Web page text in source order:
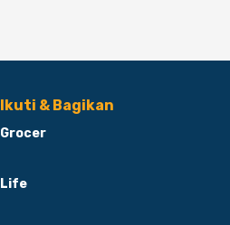
Ikuti & Bagikan
Grocer
Life